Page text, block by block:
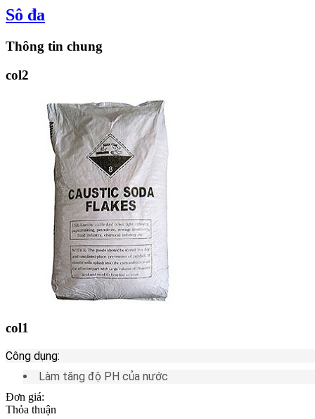
Sô đa
Thông tin chung
col2
col1
Công dụng:
Làm tăng độ PH của nước
Đơn giá:
Thỏa thuận